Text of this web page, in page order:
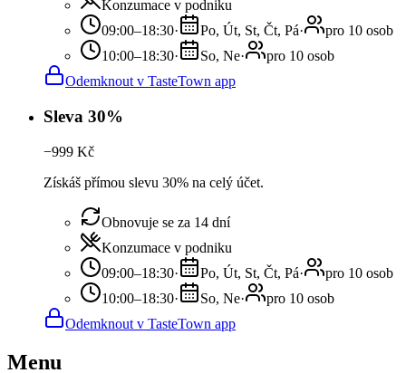
Konzumace v podniku
09:00–18:30· Po, Út, St, Čt, Pá·
pro 10 osob
10:00–18:30· So, Ne·
pro 10 osob
Odemknout v TasteTown app
Sleva 30%
−999 Kč
Získáš přímou slevu 30% na celý účet.
Obnovuje se za 14 dní
Konzumace v podniku
09:00–18:30· Po, Út, St, Čt, Pá·
pro 10 osob
10:00–18:30· So, Ne·
pro 10 osob
Odemknout v TasteTown app
Menu